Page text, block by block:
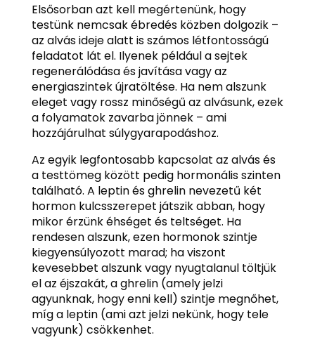
Elsősorban azt kell megértenünk, hogy
testünk nemcsak ébredés közben dolgozik –
az alvás ideje alatt is számos létfontosságú
feladatot lát el. Ilyenek például a sejtek
regenerálódása és javítása vagy az
energiaszintek újratöltése. Ha nem alszunk
eleget vagy rossz minőségű az alvásunk, ezek
a folyamatok zavarba jönnek – ami
hozzájárulhat súlygyarapodáshoz.
Az egyik legfontosabb kapcsolat az alvás és
a testtömeg között pedig hormonális szinten
található. A leptin és ghrelin nevezetű két
hormon kulcsszerepet játszik abban, hogy
mikor érzünk éhséget és teltséget. Ha
rendesen alszunk, ezen hormonok szintje
kiegyensúlyozott marad; ha viszont
kevesebbet alszunk vagy nyugtalanul töltjük
el az éjszakát, a ghrelin (amely jelzi
agyunknak, hogy enni kell) szintje megnőhet,
míg a leptin (ami azt jelzi nekünk, hogy tele
vagyunk) csökkenhet.